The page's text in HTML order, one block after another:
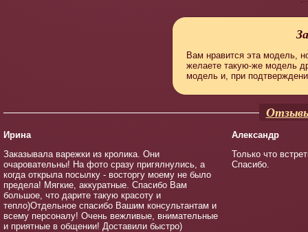
Вам нравится эта модель,
желаете такую-же модель
модель и, при
Ирина
Заказывала варежки из кролика. Они
очаровательны! На фото сразу пригялнулись, а
когда открыла посылку - восторгу моему не было
предела! Мягкие, аккуратные. Спасибо Вам
большое, что дарите такую красоту и
тепло)Отдельное спасибо Вашим консультантам и
всему персоналу! Очень вежливые, внимательные
и приятные в общении! Доставили быстро)
Александр
Только что
Спасибо.